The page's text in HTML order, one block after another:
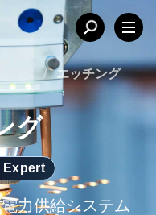
/ エッチング
グ
Expert
力供給システム